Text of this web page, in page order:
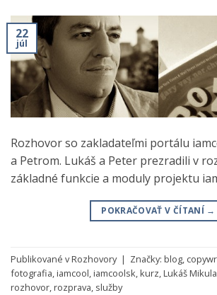
22
júl
Rozhovor so zakladateľmi portálu
a Petrom. Lukáš a Peter prezradili v
základné funkcie a moduly projektu
POKRAČOVAŤ V ČÍTANÍ →
Publikované vRozhovory | Značky: blog,
fotografia,iamcool,iamcoolsk,kurz,Lukáš
rozhovor,rozprava, služby